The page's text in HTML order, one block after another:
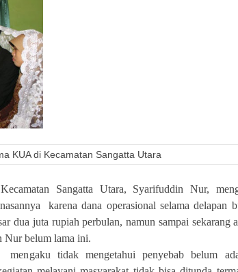
KUA di Kecamatan Sangatta Utara
Sangatta Utara, Syarifuddin Nur,
karena dana operasional selama delapan
dua juta rupiah perbulan, namun sampai sekarang
Nur belum lama ini.
tidak mengetahui penyebab belum